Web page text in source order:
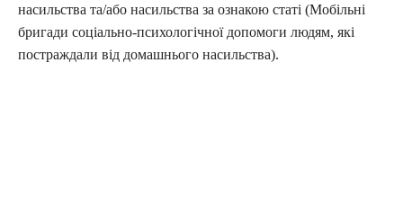
насильства та/або насильства за ознакою статі (Мобільні
бригади соціально-психологічної допомоги людям, які
постраждали від домашнього насильства).